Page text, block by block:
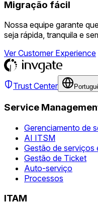
Migração fácil
Nossa equipe garante
seja rápida, tranquila e
Ver Customer Experience
Trust Center
Service
Gerenciamento de
AI ITSM
Gestão de serviços
Gestão de Ticket
Auto-serviço
Processos
ITAM